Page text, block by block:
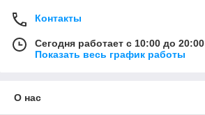
Контакты
Сегодня работает с 10:00 до 20:00
Показать весь график работы
О нас